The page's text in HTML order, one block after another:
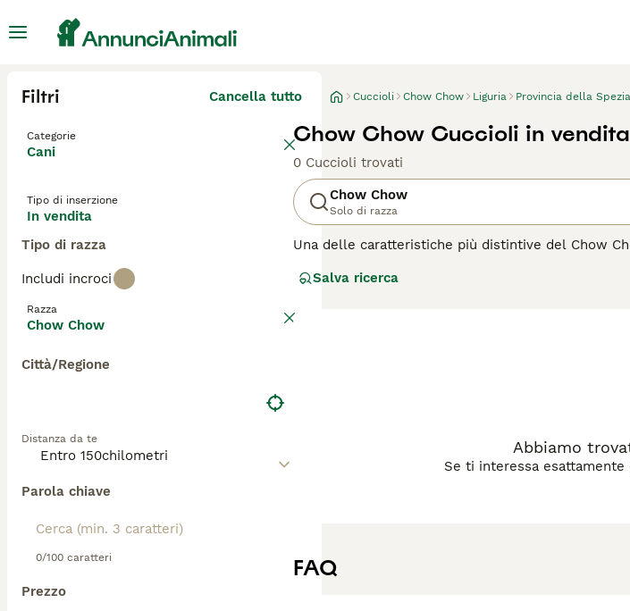
Filtri Cancella tutto
Categorie
Cani
Tipo di inserzione
In vendita
Tipo di razza
Includi incroci
Razza
Chow Chow
Città/Regione
Distanza da te
Parola chiave
0/100 caratteri
Prezzo
Cuccioli Chow Chow Liguria Provincia della Spezia
Chow Chow Cuccioli in vendita
0 Cuccioli trovati
Chow Chow
Solo di razza
Una delle caratteristiche più distintive del Chow
dei loro proprietari e soprattutto di una persona
Leggi la
Salva ricerca
Abbiamo
Se ti interessa
FAQ